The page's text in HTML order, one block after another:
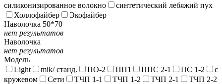
силиконизированное волокно
синтетический лебяжий пух
Холлофайбер
Экофайбер
Наволочка 50*70
нет результатов
Наволочка
нет результатов
Модель
Light
mik/ станд. ПО-2 ПП1 ППС 2-1 ПС 1-2
с
кружевом
Сети ТЧП 1-1 ТЧП 1-2 ТЧП 2-1
ТЧП 2-2